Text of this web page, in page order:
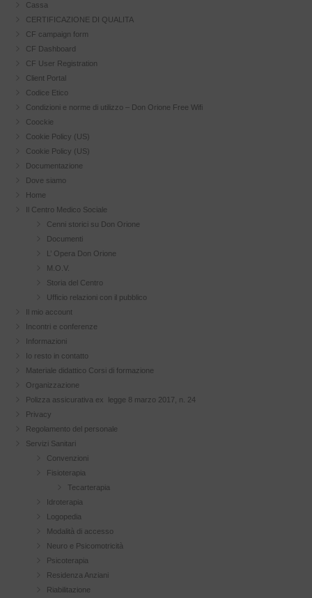
Cassa
CERTIFICAZIONE DI QUALITA
CF campaign form
CF Dashboard
CF User Registration
Client Portal
Codice Etico
Condizioni e norme di utilizzo – Don Orione Free Wifi
Coockie
Cookie Policy (US)
Cookie Policy (US)
Documentazione
Dove siamo
Home
Il Centro Medico Sociale
Cenni storici su Don Orione
Documenti
L’ Opera Don Orione
M.O.V.
Storia del Centro
Ufficio relazioni con il pubblico
Il mio account
Incontri e conferenze
Informazioni
Io resto in contatto
Materiale didattico Corsi di formazione
Organizzazione
Polizza assicurativa ex legge 8 marzo 2017, n. 24
Privacy
Regolamento del personale
Servizi Sanitari
Convenzioni
Fisioterapia
Tecarterapia
Idroterapia
Logopedia
Modalità di accesso
Neuro e Psicomotricità
Psicoterapia
Residenza Anziani
Riabilitazione